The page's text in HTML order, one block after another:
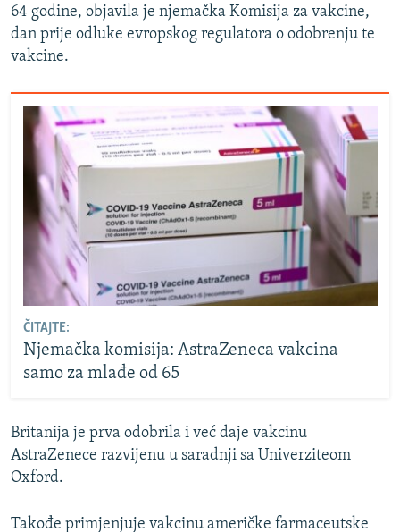
64 godine, objavila je njemačka Komisija za vakcine,
dan prije odluke evropskog regulatora o odobrenju te
vakcine.
ČITAJTE:
Njemačka komisija: AstraZeneca vakcina
samo za mlađe od 65
Britanija je prva odobrila i već daje vakcinu
AstraZenece razvijenu u saradnji sa Univerziteom
Oxford.
Takođe primjenjuje vakcinu američke farmaceutske